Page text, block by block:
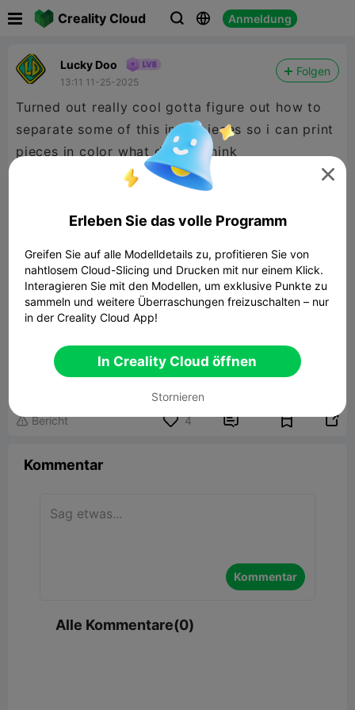
Creality Cloud   Anmeldung
Lucky Doo
13:11 11-25-2025
Folgen
Turned out really cool gotta figure out how to
separate some of this in to pieces so i can print
pieces in color what do you think
Bombchu
45.01MB Zugehöriges 3D-Modell
 Bericht 4  
Kommentar
Kommentar
Alle Kommentare(0)

Erleben Sie das volle Programm
Greifen Sie auf alle Modelldetails zu, profitieren Sie von
nahtlosem Cloud-Slicing und Drucken mit nur einem Klick.
Interagieren Sie mit den Modellen, um exklusive Punkte zu
sammeln und weitere Überraschungen freizuschalten – nur
in der Creality Cloud App!
In Creality Cloud öffnen
Stornieren